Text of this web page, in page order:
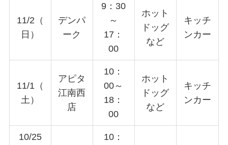
11/2（
日）
デンパ
ーク
9：30
～
17：
00
ホット
ドッグ
など
キッチ
ンカー
11/1（
土）
アピタ
江南西
店
10：
00～
18：
00
ホット
ドッグ
など
キッチ
ンカー
10/25
10：